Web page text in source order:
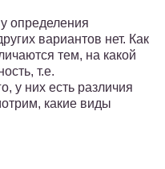
определения
вариантов нет. Как
тем, на какой
т.е.
у них есть различия
какие виды